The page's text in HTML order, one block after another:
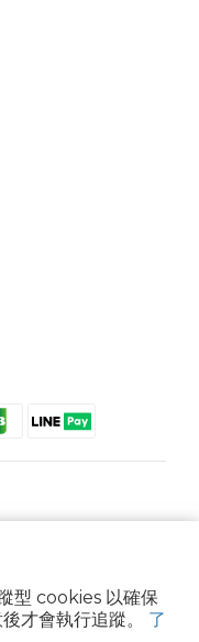
型 cookies 以確保
才會執行追蹤。 了
- 18:00｜新北市新莊區中正路
(唯一統編無關係企業)